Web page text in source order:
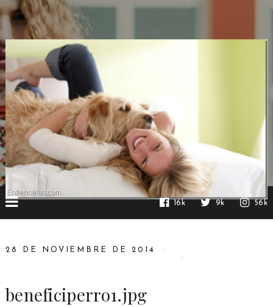
16k 9k 56k
28 DE NOVIEMBRE DE 2014
beneficiperro1.jpg